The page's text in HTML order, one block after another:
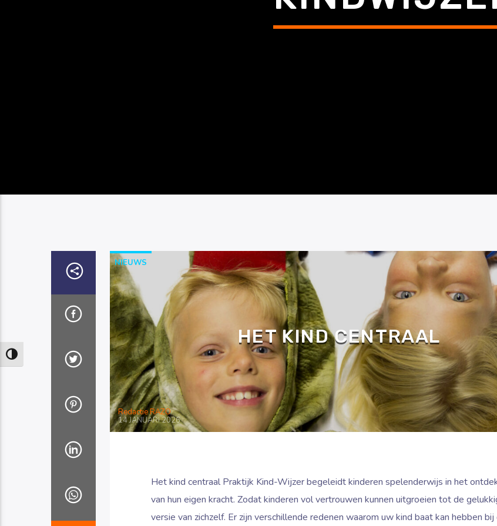
Keuze voor hoog contrast
NIEUWS
HET KIND CENTRAAL
Redactie RAZO
14 JANUARI 2026
Het kind centraal Praktijk Kind-Wijzer begeleidt kinderen spelenderwijs in het
van hun eigen kracht. Zodat kinderen vol vertrouwen kunnen uitgroeien tot de
versie van zichzelf. Er zijn verschillende redenen waarom uw kind baat kan hebben bij